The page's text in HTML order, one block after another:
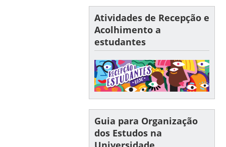
Atividades de Recepção e
Acolhimento a
estudantes
Guia para Organização
dos Estudos na